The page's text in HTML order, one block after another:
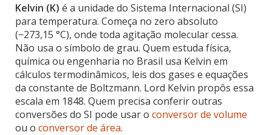
Kelvin (K) é a unidade do Sistema Internacional (SI)
para temperatura. Começa no zero absoluto
(−273,15 °C), onde toda agitação molecular cessa.
Não usa o símbolo de grau. Quem estuda física,
química ou engenharia no Brasil usa Kelvin em
cálculos termodinâmicos, leis dos gases e equações
da constante de Boltzmann. Lord Kelvin propôs essa
escala em 1848. Quem precisa conferir outras
conversões do SI pode usar o conversor de volume
ou o conversor de área.